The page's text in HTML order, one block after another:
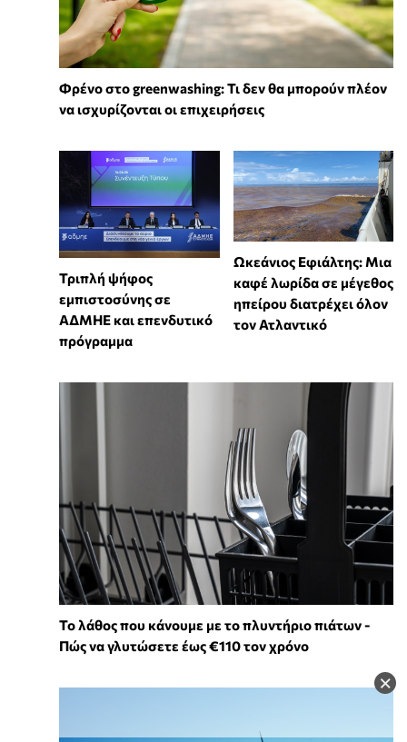
×
Φρένο στο greenwashing: Τι δεν θα μπορούν πλέον
να ισχυρίζονται οι επιχειρήσεις
Τριπλή ψήφος
εμπιστοσύνης σε
ΑΔΜΗΕ και επενδυτικό
πρόγραμμα
Ωκεάνιος Εφιάλτης: Μια
καφέ λωρίδα σε μέγεθος
ηπείρου διατρέχει όλον
τον Ατλαντικό
Το λάθος που κάνουμε με το πλυντήριο πιάτων -
Πώς να γλυτώσετε έως €110 τον χρόνο